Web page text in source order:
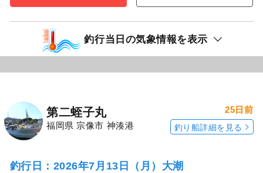
釣行当日の気象情報を表示
第二蛭子丸
福岡県 宗像市 神湊港
25日前
釣り船詳細を見る
釣行日：2026年7月13日（月）大潮